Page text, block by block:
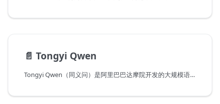
📄️ Tongyi Qwen
Tongyi Qwen（同义问）是阿里巴巴达摩院开发的大规模语言模型。它能够通过自然语言理解和语义分析来理解用户意图，基于用户以自然语言输入的方式。它为用户在不同领域和任务中提供服务和帮助。通过提供清晰详细的指令，您可以获得与您期望更加一致的结果。